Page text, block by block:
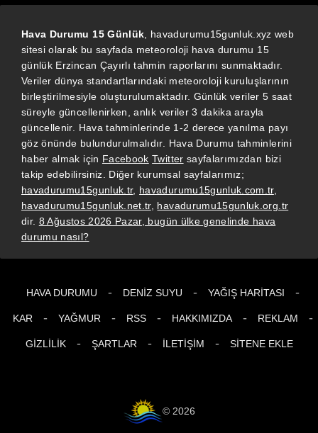
Hava Durumu 15 Günlük , havadurumu15gunluk.xyz web
sitesi olarak bu sayfada meteoroloji hava durumu 15
günlük Erzincan Çayırlı tahmin raporlarını sunmaktadır.
Veriler dünya standartlarındaki meteoroloji kuruluşlarının
birleştirilmesiyle oluşturulumaktadır. Günlük veriler 5 saat
süreyle güncellenirken, anlık veriler 3 dakika arayla
güncellenir. Hava tahminlerinde 1-2 derece yanılma payı
göz önünde bulundurulmalıdır. Hava Durumu tahminlerini
haber almak için Facebook Twitter sayfalarımızdan bizi
takip edebilirsiniz. Diğer kurumsal sayfalarımız;
havadurumu15gunluk.tr, havadurumu15gunluk.com.tr,
havadurumu15gunluk.net.tr, havadurumu15gunluk.org.tr
dir. 8 Ağustos 2026 Pazar, bugün ülke genelinde hava
durumu nasıl?
HAVA DURUMU - DENIZ SUYU - YAĞIŞ HARITASI -
KAR - YAĞMUR - RSS - HAKKIMIZDA - REKLAM -
GIZLILIK - ŞARTLAR - İLETIŞIM - SITENE EKLE
© 2026